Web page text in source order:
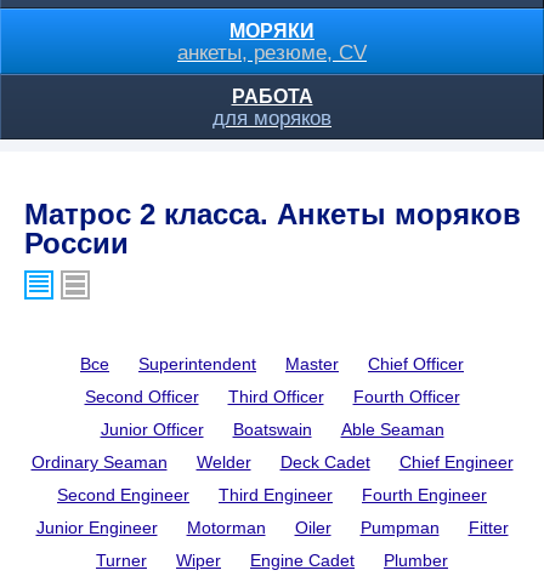
МОРЯКИ
анкеты, резюме, CV
РАБОТА
для моряков
Матрос 2 класса. Анкеты моряков
России
Все Superintendent Master
Chief Officer
Second Officer
Third Officer
Fourth Officer
Junior Officer
Boatswain
Able Seaman
Ordinary Seaman
Welder Deck Cadet
Chief Engineer
Second Engineer
Third Engineer
Fourth Engineer
Junior Engineer
Motorman Oiler Pumpman
Fitter
Turner
Wiper Engine Cadet
Plumber